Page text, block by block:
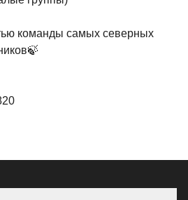
команды самых северных